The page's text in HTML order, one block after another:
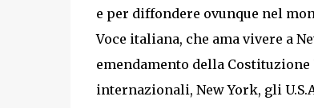
e per diffondere ovunque nel
Voce italiana, che ama vivere a
emendamento della
internazionali, New York, gli